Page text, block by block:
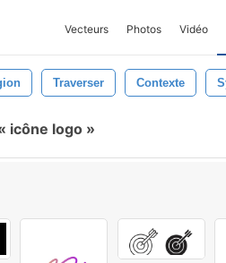
Vecteurs Photos Vidéo
Traverser Contexte
icône logo